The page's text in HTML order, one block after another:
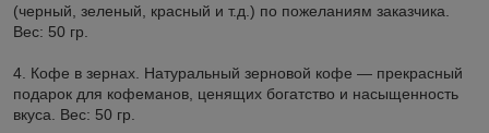
(черный, зеленый, красный и т.д.) по пожеланиям заказчика.
Вес: 50 гр.
4. Кофе в зернах. Натуральный зерновой кофе — прекрасный
подарок для кофеманов, ценящих богатство и насыщенность
вкуса. Вес: 50 гр.